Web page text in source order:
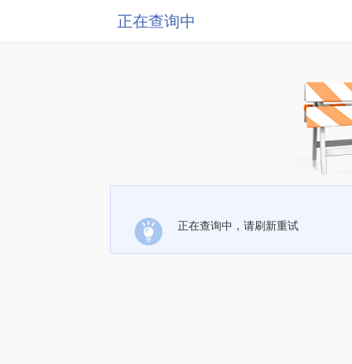
正在查询中
正在查询中，请刷新重试